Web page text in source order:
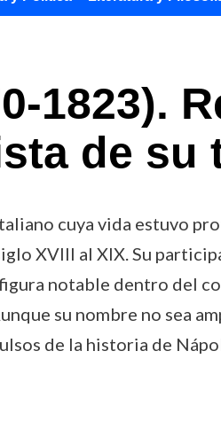
1823).
de su
cuya vida estuvo
XVIII al XIX. Su
notable dentro del
su nombre no sea
de la historia de